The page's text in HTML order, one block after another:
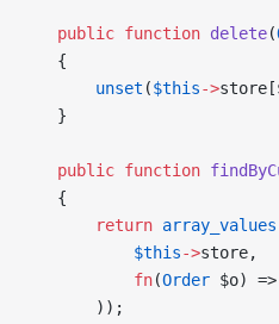
    public
function delete(
    {
        unset
($this->
    }
    public
function
    {
        return
array_values
            $this
->store,
            fn
(Order $o)
        ));